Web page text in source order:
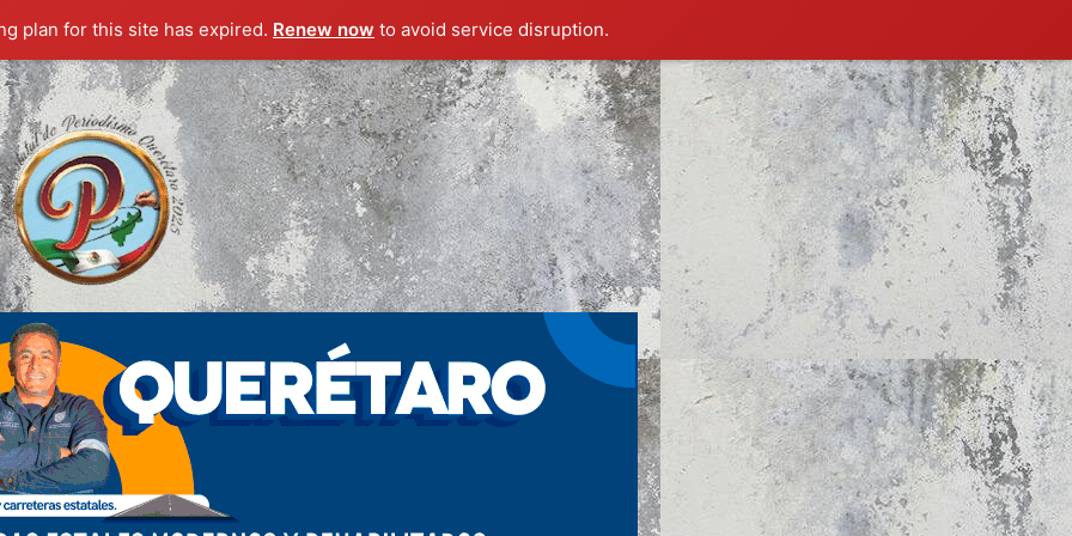
plan for this site has expired. Renew now to avoid service disruption.